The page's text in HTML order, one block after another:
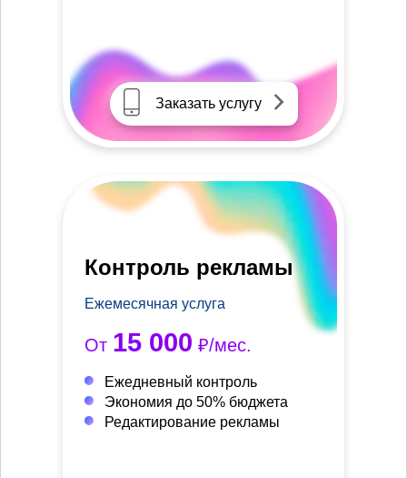
Заказать услугу
Контроль рекламы
Ежемесячная услуга
От 15 000 ₽/мес.
Ежедневный контроль
Экономия до 50% бюджета
Редактирование рекламы